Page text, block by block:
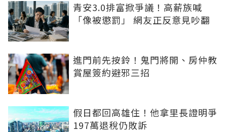
青安3.0排富掀爭議！高薪族喊
「像被懲罰」 網友正反意見吵翻
進門前先按鈴！鬼門將開、房仲教
賞屋簽約避邪三招
假日都回高雄住！他拿里長證明爭
197萬退稅仍敗訴